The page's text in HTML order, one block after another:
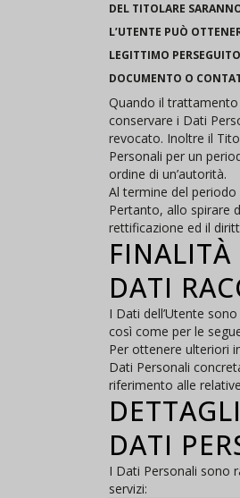
DEL TITOLARE
L’UTENTE PUÒ
LEGITTIMO
DOCUMENTO O
Quando il trattamento
conservare i Dati
revocato. Inoltre il
Personali per un
ordine di un’autorità.
Al termine del
Pertanto, allo spirare
rettificazione ed il
DATI
I Dati dell’Utente
così come per le
Per ottenere ulteriori
Dati Personali
riferimento alle
DATI
I Dati Personali sono
servizi: